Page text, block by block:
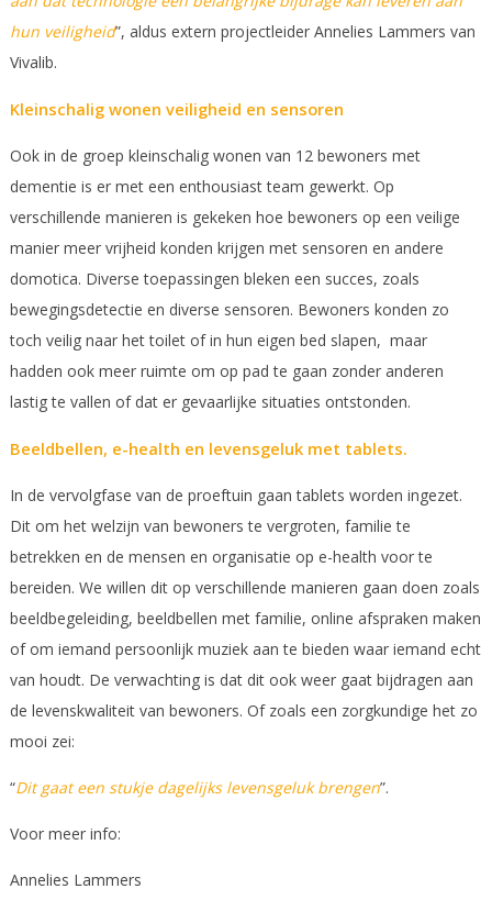
hun veiligheid”, aldus extern projectleider Annelies Lammers van
Vivalib.
Kleinschalig wonen veiligheid en sensoren
Ook in de groep kleinschalig wonen van 12 bewoners met
dementie is er met een enthousiast team gewerkt. Op
verschillende manieren is gekeken hoe bewoners op een veilige
manier meer vrijheid konden krijgen met sensoren en andere
domotica. Diverse toepassingen bleken een succes, zoals
bewegingsdetectie en diverse sensoren. Bewoners konden zo
toch veilig naar het toilet of in hun eigen bed slapen, maar
hadden ook meer ruimte om op pad te gaan zonder anderen
lastig te vallen of dat er gevaarlijke situaties ontstonden.
Beeldbellen, e-health en levensgeluk met tablets.
In de vervolgfase van de proeftuin gaan tablets worden ingezet.
Dit om het welzijn van bewoners te vergroten, familie te
betrekken en de mensen en organisatie op e-health voor te
bereiden. We willen dit op verschillende manieren gaan doen zoals
beeldbegeleiding, beeldbellen met familie, online afspraken maken
of om iemand persoonlijk muziek aan te bieden waar iemand echt
van houdt. De verwachting is dat dit ook weer gaat bijdragen aan
de levenskwaliteit van bewoners. Of zoals een zorgkundige het zo
mooi zei:
“Dit gaat een stukje dagelijks levensgeluk brengen”.
Voor meer info:
Annelies Lammers